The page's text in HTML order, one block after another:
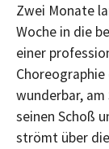
Zwei Monate
Woche in die
einer
wunderbar,
seinen Schoß
strömt über